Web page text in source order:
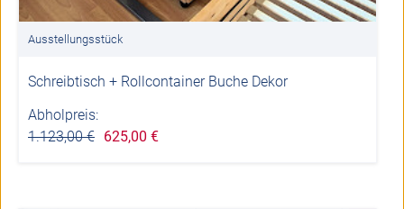
Ausstellungsstück
Schreibtisch + Rollcontainer Buche Dekor
Abholpreis:
1.123,00 € 625,00 €